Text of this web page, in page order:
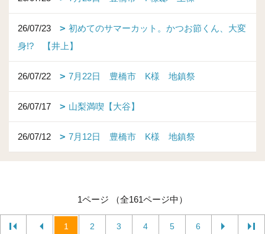
26/07/23
初めてのサマーカット。かつお節くん、大変
身!? 【井上】
26/07/22 7月22日 豊橋市 K様 地鎮祭
26/07/17 山梨満喫【大谷】
26/07/12 7月12日 豊橋市 K様 地鎮祭
1ページ （全161ページ中）
1 2 3 4 5 6